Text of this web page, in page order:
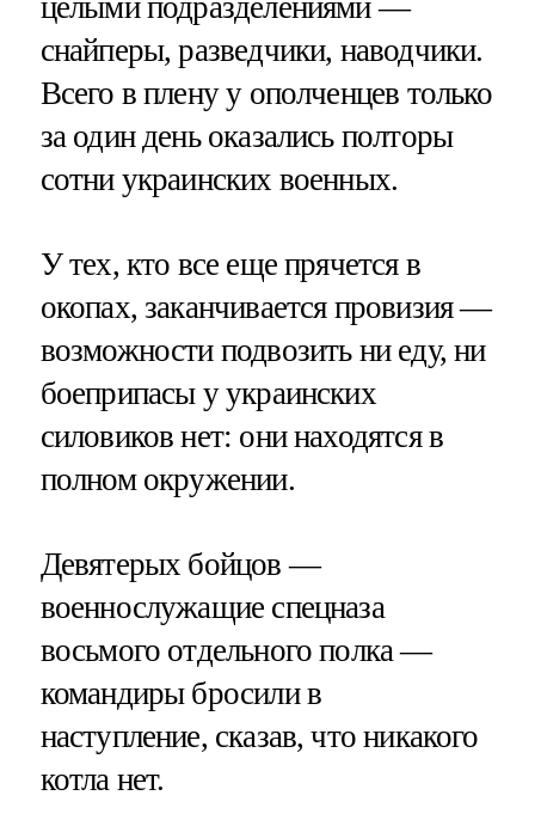
снайперы, разведчики, наводчики.
Всего в плену у ополченцев только
за один день оказались полторы
сотни украинских военных.
У тех, кто все еще прячется в
окопах, заканчивается провизия —
возможности подвозить ни еду, ни
боеприпасы у украинских
силовиков нет: они находятся в
полном окружении.
Девятерых бойцов —
военнослужащие спецназа
восьмого отдельного полка —
командиры бросили в
наступление, сказав, что никакого
котла нет.